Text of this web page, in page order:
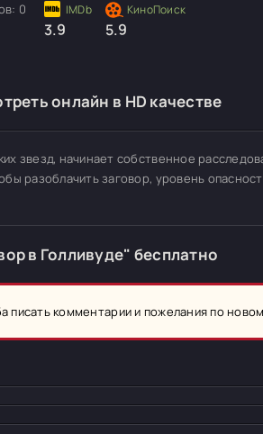
0
3.9 5.9
онлайн в HD качестве
звезд, начинает собственное
разоблачить заговор, уровень
в Голливуде" бесплатно
писать комментарии и пожелания по